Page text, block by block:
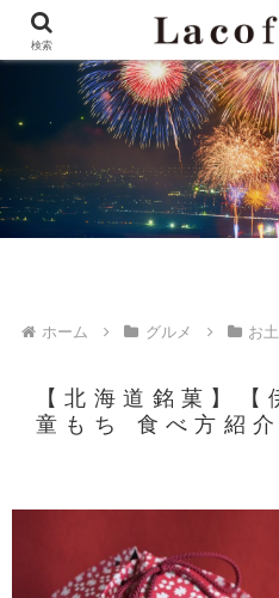
ホーム グルメ お
【北海道銘菓】【
童もち 食べ方紹介
検索